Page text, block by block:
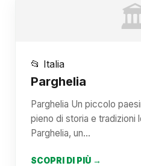
📂 Italia
Parghelia
Parghelia Un piccolo
pieno di storia e tradizioni
Parghelia, un…
SCOPRI DI PIÙ →